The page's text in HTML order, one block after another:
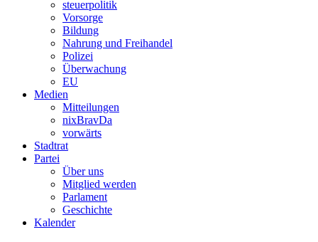
steuerpolitik
Vorsorge
Bildung
Nahrung und Freihandel
Polizei
Überwachung
EU
Medien
Mitteilungen
nixBravDa
vorwärts
Stadtrat
Partei
Über uns
Mitglied werden
Parlament
Geschichte
Kalender